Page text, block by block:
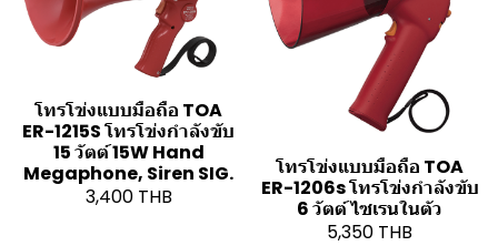
โทรโข่งแบบมือถือ TOA
ER-1215S โทรโข่งกำลังขับ
15 วัตต์ 15W Hand
Megaphone, Siren SIG.
3,400 THB
โทรโข่งแบบมือถือ TOA
ER-1206s โทรโข่งกำลังขับ
6 วัตต์ ไซเรนในตัว
5,350 THB